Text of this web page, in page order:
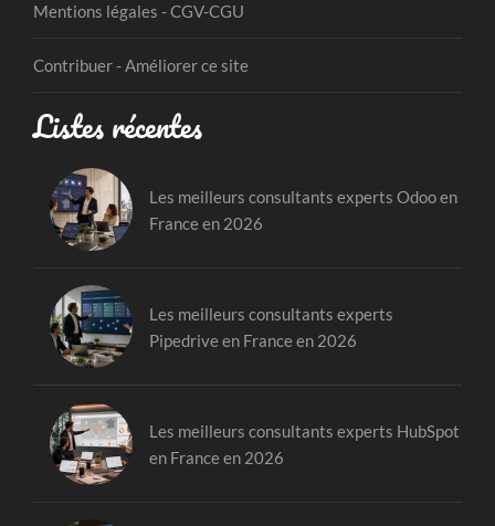
Mentions légales - CGV-CGU
Contribuer - Améliorer ce site
Listes récentes
Les meilleurs consultants experts Odoo en
France en 2026
Les meilleurs consultants experts
Pipedrive en France en 2026
Les meilleurs consultants experts HubSpot
en France en 2026